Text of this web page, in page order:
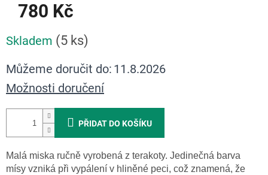
780 Kč
cena:
Skladem (5 ks)
Můžeme doručit do: 11.8.2026
Možnosti doručení
PŘIDAT DO KOŠÍKU
Malá miska ručně vyrobená z terakoty. Jedinečná barva
mísy vzniká při vypálení v hliněné peci, což znamená, že